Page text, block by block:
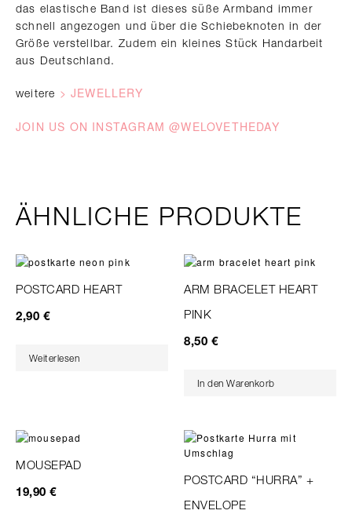
das elastische Band ist dieses süße Armband immer
schnell angezogen und über die Schiebeknoten in der
Größe verstellbar. Zudem ein kleines Stück Handarbeit
aus Deutschland.
weitere > JEWELLERY
JOIN US ON INSTAGRAM @WELOVETHEDAY
ÄHNLICHE PRODUKTE
POSTCARD HEART
2,90 €
Weiterlesen
ARM BRACELET HEART
PINK
8,50 €
In den Warenkorb
MOUSEPAD
19,90 €
POSTCARD “HURRA” +
ENVELOPE